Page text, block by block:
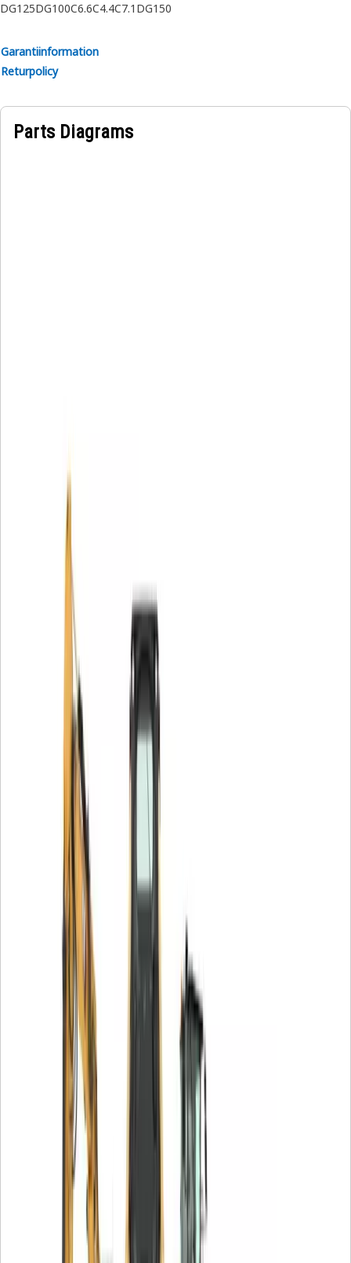
DG125DG100C6.6C4.4C7.1 DG150
Garantiinformation
Returpolicy
Parts Diagrams